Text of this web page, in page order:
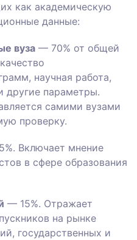
как академическую
данные:
вуза — 70% от общей
научная работа,
другие параметры.
самими вузами
проверку.
Включает мнение
в сфере образования
— 15%. Отражает
на рынке
государственных и